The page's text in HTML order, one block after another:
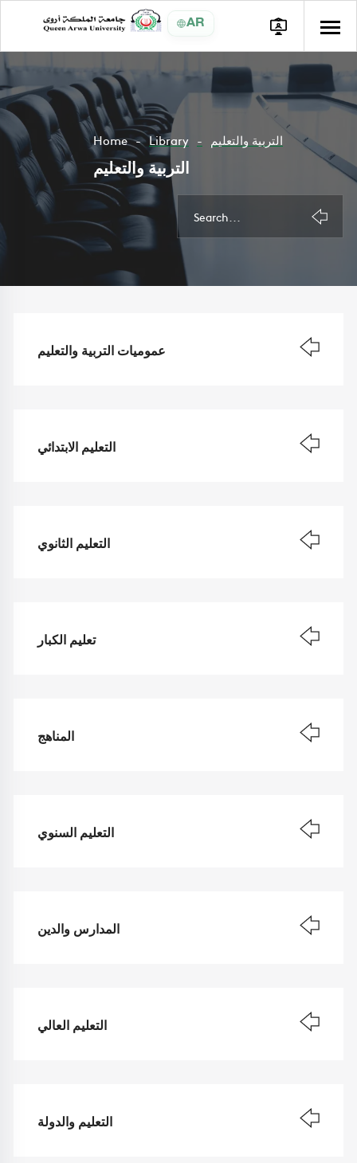
AR
Home Library التربية والتعليم
التربية والتعليم
عموميات التربية والتعليم
التعليم الابتدائي
التعليم الثانوي
تعليم الكبار
المناهج
التعليم السنوي
المدارس والدين
التعليم العالي
التعليم والدولة